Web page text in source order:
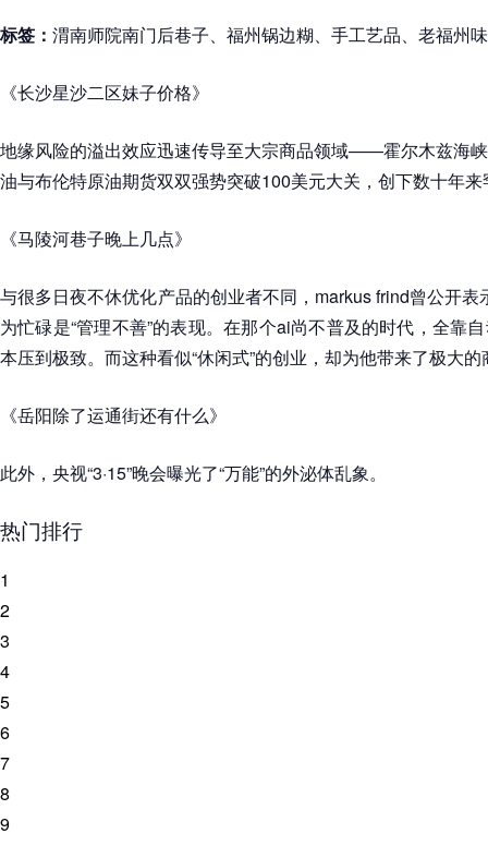
标签： 渭南师院南门后巷子、福州锅边糊、手工艺品、老福州
《长沙星沙二区妹子价格》
地缘风险的溢出效应迅速传导至大宗商品领域——霍尔木兹海
油与布伦特原油期货双双强势突破100美元大关，创下数十年
《马陵河巷子晚上几点》
与很多日夜不休优化产品的创业者不同，markus frind曾公开
为忙碌是“管理不善”的表现。在那个ai尚不普及的时代，全靠
本压到极致。而这种看似“休闲式”的创业，却为他带来了极大
《岳阳除了运通街还有什么》
此外，央视“3·15”晚会曝光了“万能”的外泌体乱象。
热门排行
1
2
3
4
5
6
7
8
9